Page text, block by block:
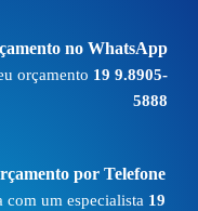
no WhatsApp
orçamento 19 9.8905-
5888
por Telefone
com um especialista 19